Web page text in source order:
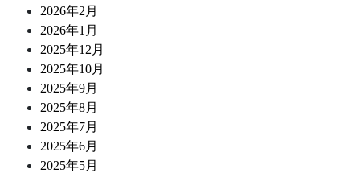
2026年2月
2026年1月
2025年12月
2025年10月
2025年9月
2025年8月
2025年7月
2025年6月
2025年5月